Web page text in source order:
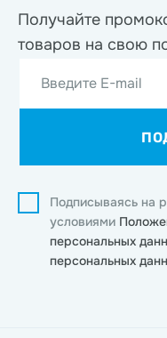
Получайте
товаров на свою
Введите E-mail
Подписываясь на
условиями
персональных
персональных